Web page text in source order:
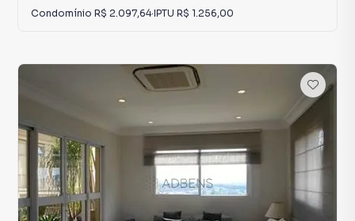
Condomínio R$ 2.097,64·IPTU R$ 1.256,00